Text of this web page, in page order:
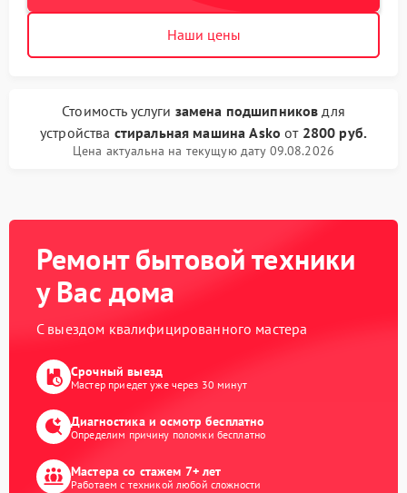
Наши цены
Стоимость услуги замена подшипников для
устройства стиральная машина Asko от 2800 руб.
Цена актуальна на текущую дату 09.08.2026
Ремонт бытовой техники
у Вас дома
С выездом квалифицированного мастера
Срочный выезд
Мастер приедет уже через 30 минут
Диагностика и осмотр бесплатно
Определим причину поломки бесплатно
Мастера со стажем 7+ лет
Работаем с техникой любой сложности